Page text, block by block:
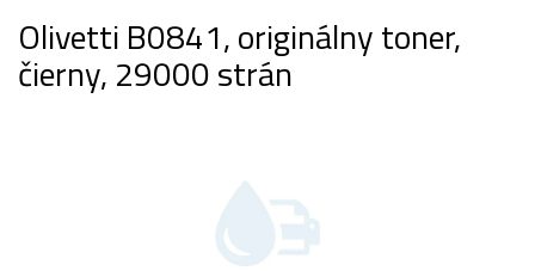
Olivetti B0841, originálny toner,
čierny, 29000 strán